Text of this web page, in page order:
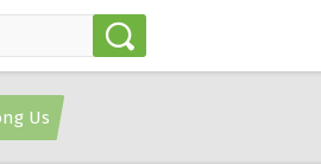
Us